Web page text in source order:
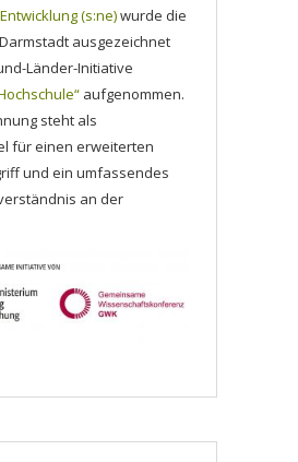
(s:ne)wurde die
ausgezeichnet
Länder-Initiative
aufgenommen.
steht als
für einen erweiterten
und ein umfassendes
an der